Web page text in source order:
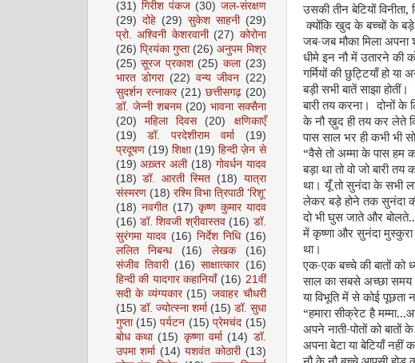
उसकी तीन बेटियों
क्योंकि खुद के बच्चों के बड़े
जब-जब मौका मिला
धीमे इन नौ में उतारने की
गर्मियों की छुट्टियाँ हो
बड़ी सभी बातें साझा होतीं।
बारी तय करना। दोनों के
के नौ ख़ुद ही तय कर लेते
पास साल भर ही कभी भी
“वैसे तो अम्मा के पास हम
बड़ा था तो वो जो बारी तय
था। यूँ तो सुनंदा के सभी
लेकर बड़े होने तक सुनंदा
दो भी घुस जाते और
में कृष्णा और सुनंदा मुस्कुरा
था।
एक-एक बच्चे की बातों को
साल का सबसे अच्छा समय
या विभूति में से कोई पूछता
“हमारा सीक्रेट है
अपने नाती-पोतों को
अपना बेटा या बेटियाँनहीं
(31) गिरीश पंकज (30) जल-संरक्षण
(29) दोहे (29) सुकेश साहनी (29)
प्रो. अश्विनी केशरवानी (27) कोरोना
(26) प्रियंका गुप्ता (26) अनुपम मिश्र
(25) सूरज प्रकाश (25) कला (23)
भारत डोगरा (22) वन्य जीवन (22)
सुदर्शन रत्नाकर (21) छत्तीसगढ़ (20)
डॉ. जेन्नी शबनम (20) भावना सक्सैना
(20)
महिला दिवस (20)
क्षणिकाएँ
(19)
डॉ. परदेशीराम वर्मा
(19)
प्रदूषण (19) शिक्षा (19) हिन्दी ज़ेन से
(19) अख़्तर अली (18) गोवर्धन यादव
(18) डॉ. आरती स्मित (18) यात्रा
संस्मरण (18) रश्मि विभा त्रिपाठी 'रिशू'
(18) नवगीत (17) कृष्ण कुमार यादव
(16) डॉ. शिवजी श्रीवास्तव (16) डॉ.
सुरंगमा यादव (16) निर्देश निधि (16)
ललित निबन्ध
(16) लेखक
(16)
संजीव तिवारी (16) साक्षात्कार (16)
हिन्दी की यादगार कहानियाँ (16) 21वीं
सदी के व्यंग्यकार (15) जवाहर चौधरी
(15) डॉ. ज्योत्स्ना शर्मा (15) डॉ. सुधा
गुप्ता (15) पर्यटन (15) प्रेमचंद (15)
बोध कथा (15) कृष्णा वर्मा (14) डॉ.
उपमा शर्मा (14) यशवंत कोठारी (13)